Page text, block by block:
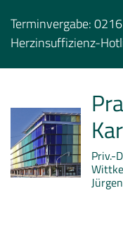
Terminvergabe:
Herzinsuffizienz-
Priv.-